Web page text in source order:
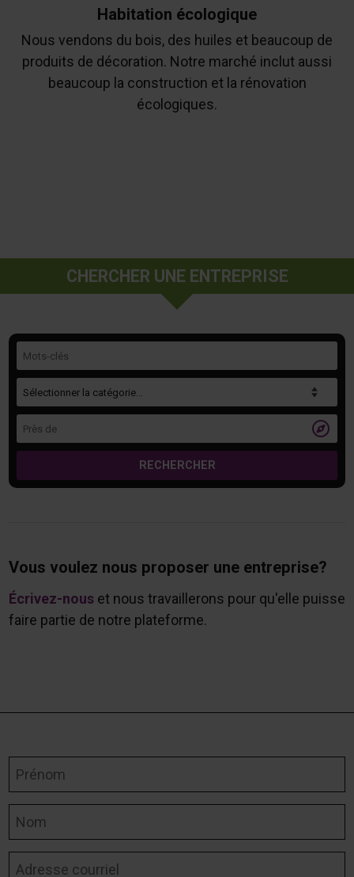
Habitation écologique
Nous vendons du bois, des huiles et beaucoup de
produits de décoration. Notre marché inclut aussi
beaucoup la construction et la rénovation
écologiques.
CHERCHER UNE ENTREPRISE

RECHERCHER
Vous voulez nous proposer une entreprise?
Écrivez-nouset nous travaillerons pour qu'elle puisse
faire partie de notre plateforme.